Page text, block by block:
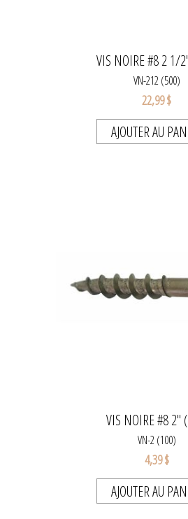
VIS NOIRE #8 2 1/
VN-212 (500)
22,99 $
AJOUTER AU
VIS NOIRE #8 2"
VN-2 (100)
4,39 $
AJOUTER AU